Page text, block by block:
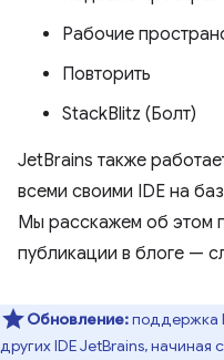
Рабочие
Повторить
StackBlitz (Болт)
JetBrains также
всеми своими IDE на
Мы расскажем об этом
публикации в блоге —
Обновление:поддержка
других IDE JetBrains,